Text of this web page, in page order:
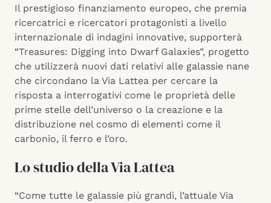
Il prestigioso finanziamento europeo, che premia
ricercatrici e ricercatori protagonisti a livello
internazionale di indagini innovative, supporterà
“Treasures: Digging into Dwarf Galaxies”, progetto
che utilizzerà nuovi dati relativi alle galassie nane
che circondano la Via Lattea per cercare la
risposta a interrogativi come le proprietà delle
prime stelle dell’universo o la creazione e la
distribuzione nel cosmo di elementi come il
carbonio, il ferro e l’oro.
Lo studio della Via Lattea
“Come tutte le galassie più grandi, l’attuale Via